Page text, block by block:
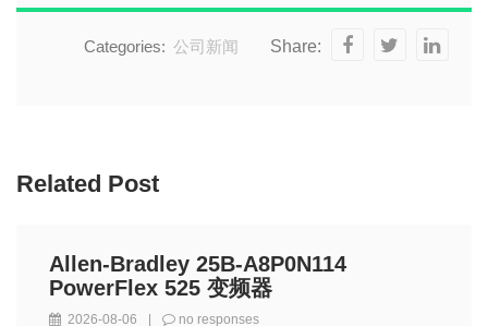
Categories: 公司新闻 Share:
Related Post
Allen-Bradley 25B-A8P0N114
PowerFlex 525 变频器
2026-08-06 no responses